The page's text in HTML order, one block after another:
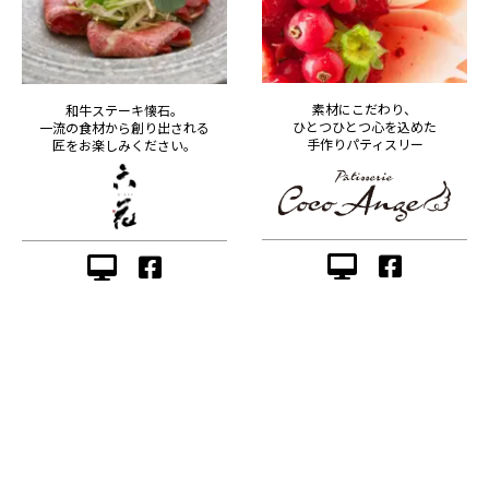
和牛ステーキ懐石。
一流の食材から創り出される
匠をお楽しみください。
素材にこだわり、
ひとつひとつ心を込めた
手作りパティスリー